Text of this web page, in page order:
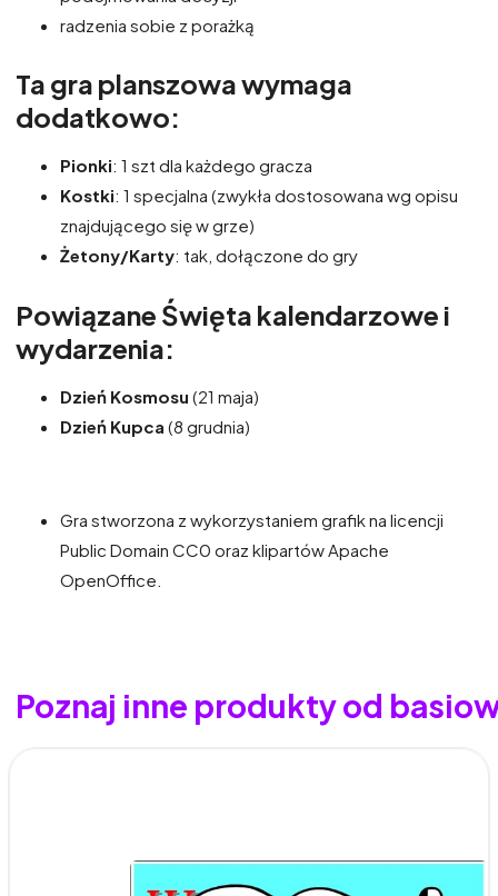
radzenia sobie z porażką
Ta gra planszowa wymaga
dodatkowo:
Pionki: 1 szt dla każdego gracza
Kostki: 1 specjalna (zwykła dostosowana wg opisu
znajdującego się w grze)
Żetony/Karty: tak, dołączone do gry
Powiązane Święta kalendarzowe i
wydarzenia:
Dzień Kosmosu (21 maja)
Dzień Kupca (8 grudnia)
Gra stworzona z wykorzystaniem grafik na licencji
Public Domain CC0 oraz klipartów Apache
OpenOffice.
Poznaj inne produkty od